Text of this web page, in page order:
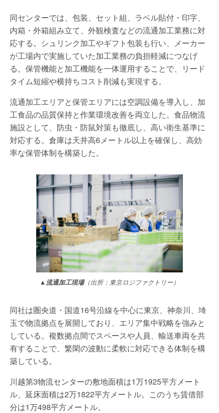
同センターでは、包装、セット組、ラベル貼付・印字、
内箱・外箱組み立て、外観検査などの流通加工業務に対
応する。シュリンク加工やギフト包装も行い、メーカー
が工場内で実施していた加工業務の負担軽減につなげ
る。保管機能と加工機能を一体運用することで、リード
タイム短縮や横持ちコスト削減も実現する。
流通加工エリアと保管エリアには空調設備を導入し、加
工食品の品質保持と作業環境改善を両立した。食品物流
施設として、防虫・防鼠対策も徹底し、高い衛生基準に
対応する。倉庫は天井高6メートル以上を確保し、高効
率な保管体制を構築した。
▲流通加工現場（出所：東京ロジファクトリー）
同社は圏央道・国道16号沿線を中心に東京、神奈川、埼
玉で物流拠点を展開しており、エリア集中戦略を強みと
している。複数拠点間でスペースや人員、輸送車両を共
有することで、繁閑の波動に柔軟に対応できる体制を構
築している。
川越第3物流センターの敷地面積は1万1925平方メート
ル、延床面積は2万1822平方メートル。このうち賃借部
分は1万498平方メートル。